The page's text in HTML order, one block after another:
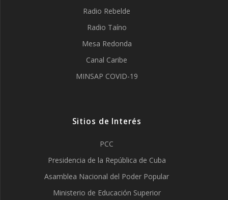
Radio Rebelde
Radio Taíno
Mesa Redonda
Canal Caribe
MINSAP COVID-19
Sitios de Interés
PCC
Presidencia de la República de Cuba
Asamblea Nacional del Poder Popular
Ministerio de Educación Superior